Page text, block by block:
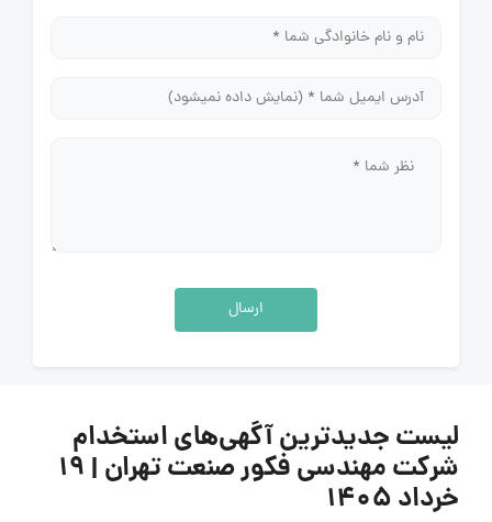
ارسال
لیست جدیدترین آگهی‌های استخدام
شرکت مهندسی فکور صنعت تهران | ۱۹
خرداد ۱۴۰۵